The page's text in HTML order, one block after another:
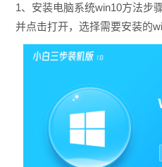
1、安装电脑系统win10方法步
并点击打开，选择需要安装的